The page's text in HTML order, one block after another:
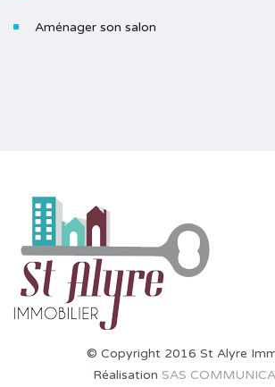
Aménager son salon
© Copyright 2016 St Alyre
Réalisation SAS